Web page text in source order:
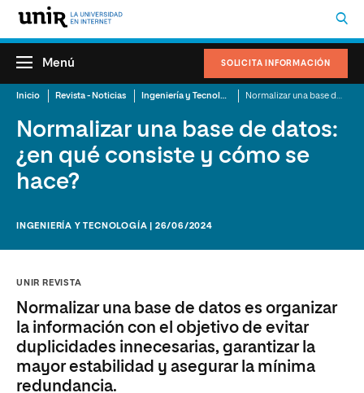
SOLICITA INFORMACIÓN
Menú
Inicio Revista - Noticias Ingeniería y Tecnología
Normalizar una base de datos:
¿en qué consiste y cómo se
hace?
INGENIERÍA Y TECNOLOGÍA | 26/06/2024
UNIR REVISTA
Normalizar una base de datos es organizar
la información con el objetivo de evitar
duplicidades innecesarias, garantizar la
mayor estabilidad y asegurar la mínima
redundancia.